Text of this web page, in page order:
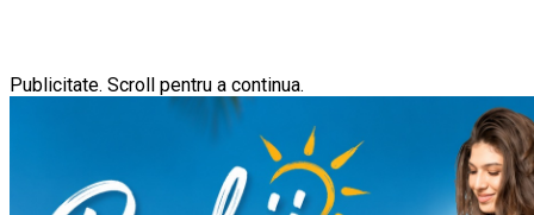
Publicitate. Scroll pentru a continua.